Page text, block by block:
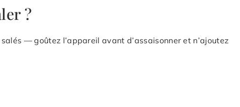
?
— goûtez l’appareil avant d’assaisonner et n’ajoutez